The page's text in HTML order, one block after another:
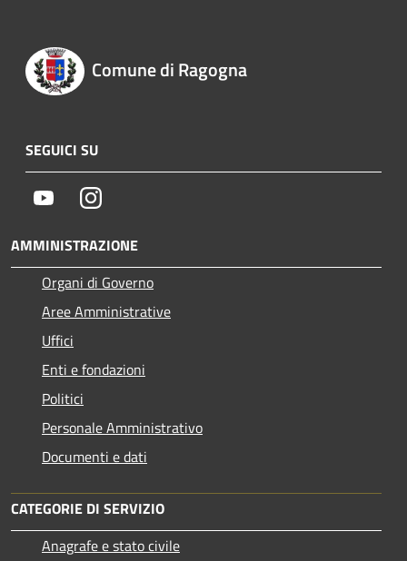
Comune di Ragogna
SEGUICI SU
YoutubeInstagram
AMMINISTRAZIONE
Organi di Governo
Aree Amministrative
Uffici
Enti e fondazioni
Politici
Personale Amministrativo
Documenti e dati
CATEGORIE DI SERVIZIO
Anagrafe e stato civile